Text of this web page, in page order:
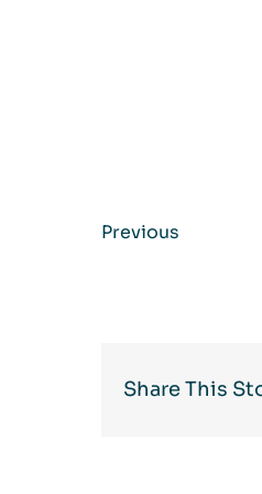
Previous
Share This